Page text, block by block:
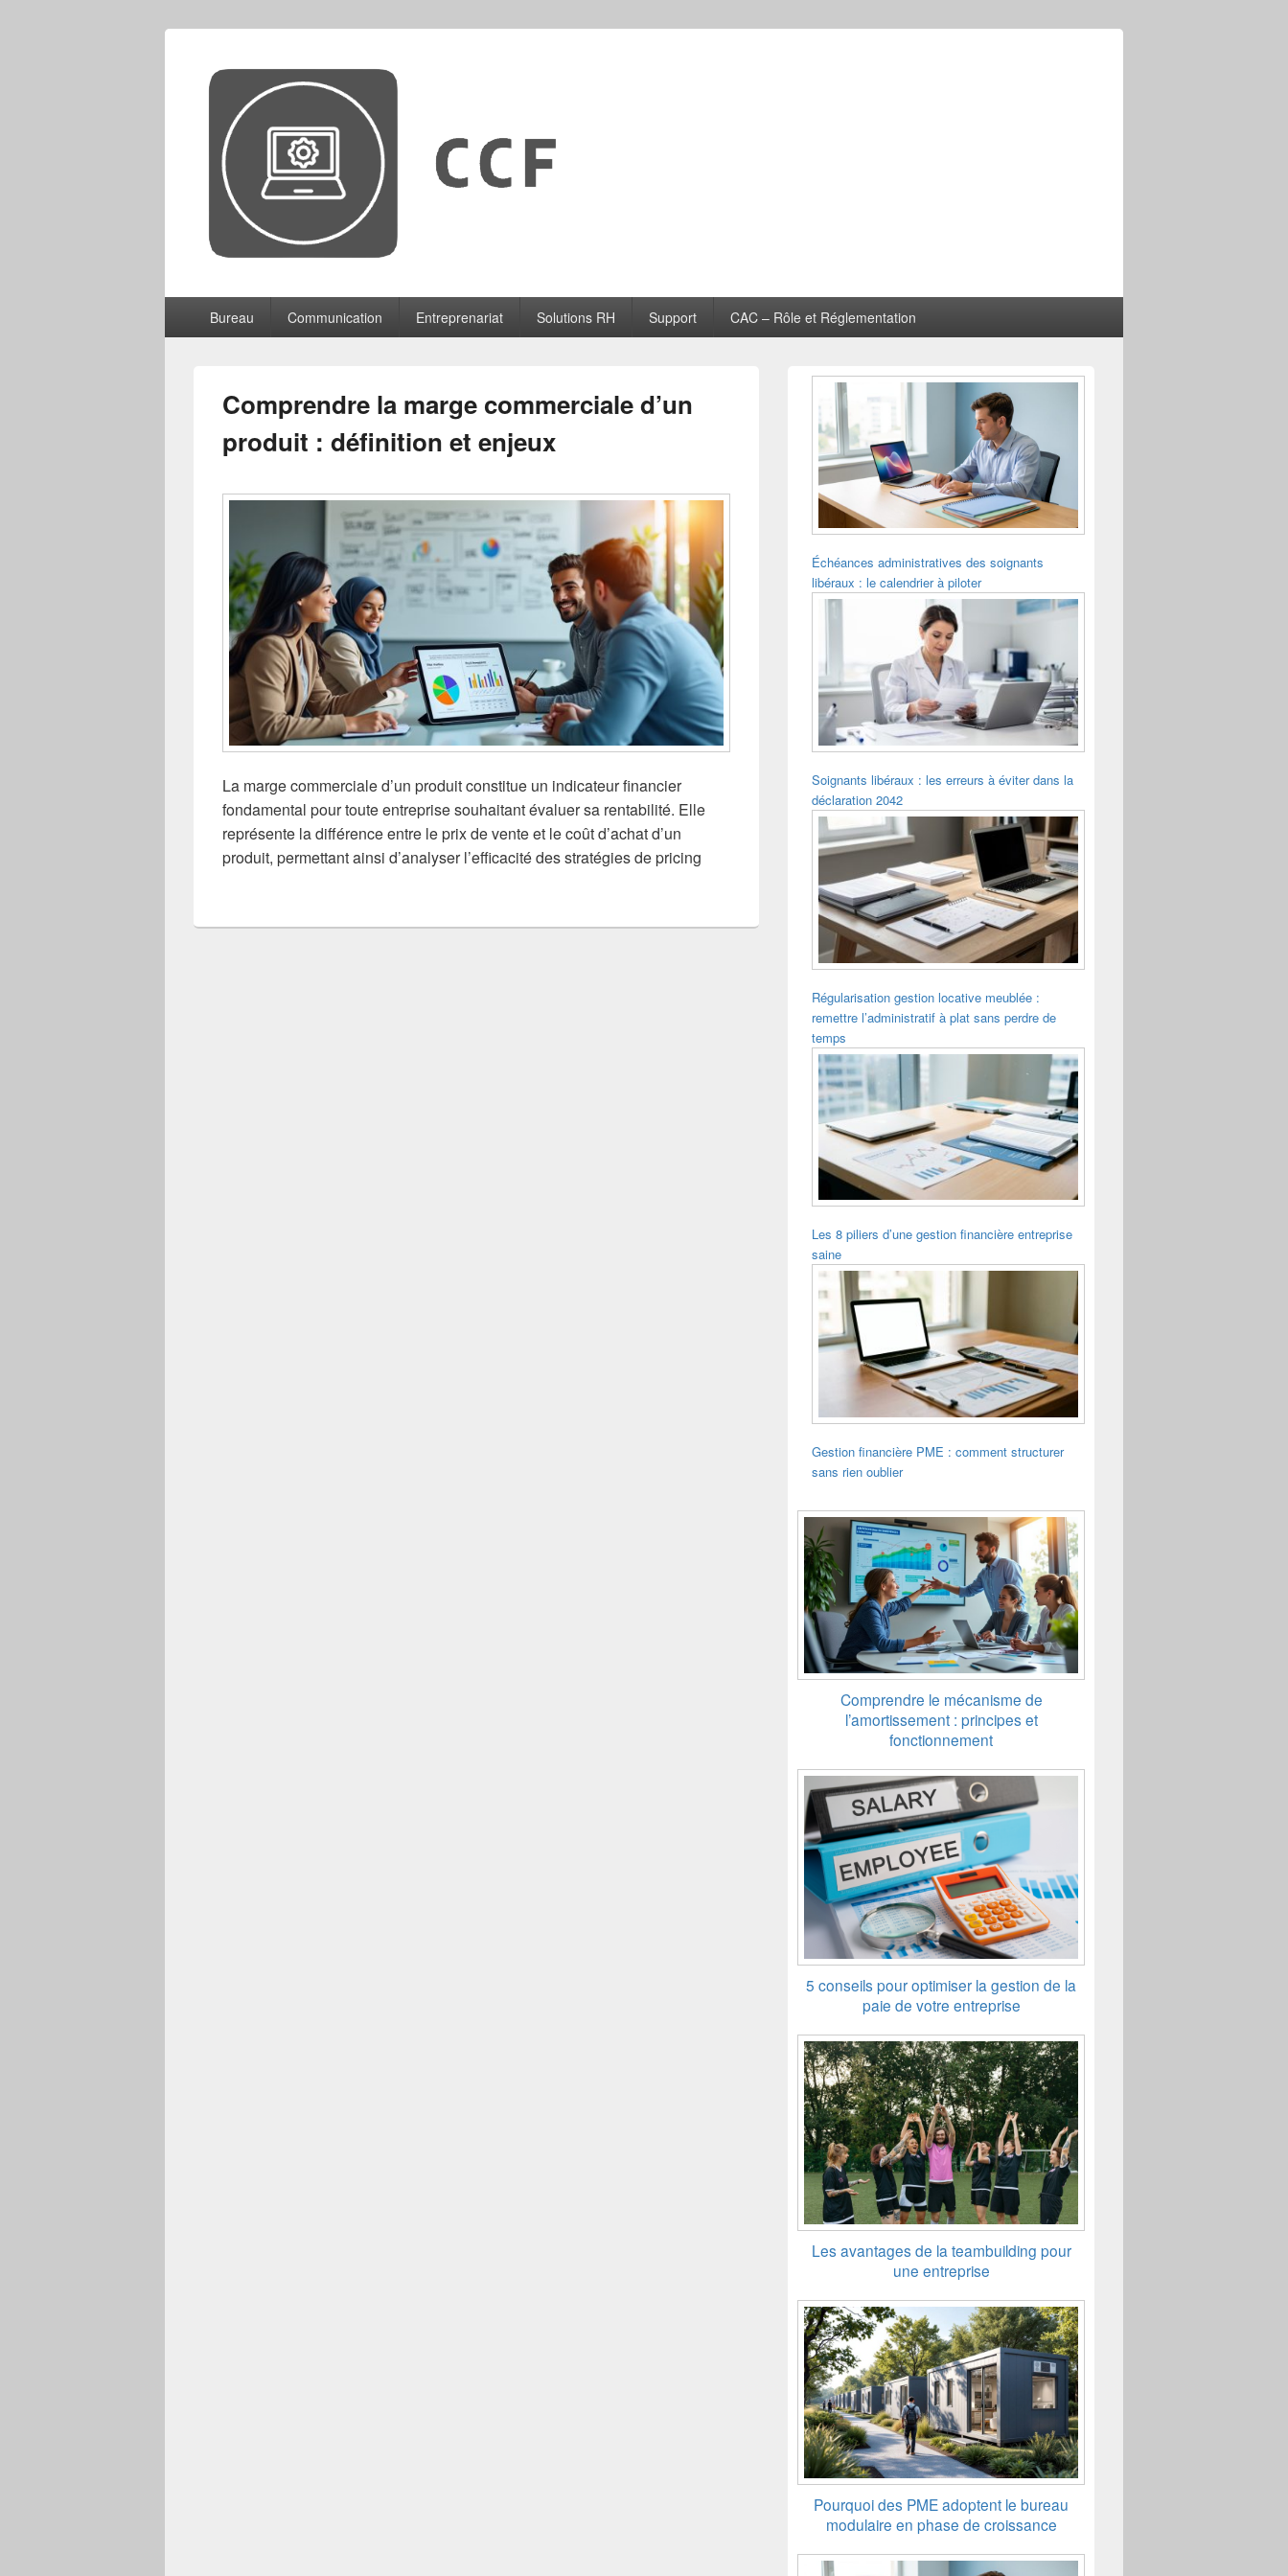
CCF
principalBureau Communication Entreprenariat Solutions RH Support CAC – Rôle et Réglementation
Comprendre la marge commerciale d’un
produit : définition et enjeux
La marge commerciale d’un produit constitue un indicateur financier
fondamental pour toute entreprise souhaitant évaluer sa rentabilité. Elle
représente la différence entre le prix de vente et le coût d’achat d’un
produit, permettant ainsi d’analyser l’efficacité des stratégies de pricing
Zone
principale
widget
latérale
Échéances administratives des soignants
libéraux : le calendrier à piloter
Soignants libéraux : les erreurs à éviter dans la
déclaration 2042
Régularisation gestion locative meublée :
remettre l’administratif à plat sans perdre de
temps
Les 8 piliers d’une gestion financière entreprise
saine
Gestion financière PME : comment structurer
sans rien oublier
Comprendre le mécanisme de
l’amortissement : principes et
fonctionnement
5 conseils pour optimiser la gestion de la
paie de votre entreprise
Les avantages de la teambuilding pour
une entreprise
Pourquoi des PME adoptent le bureau
modulaire en phase de croissance